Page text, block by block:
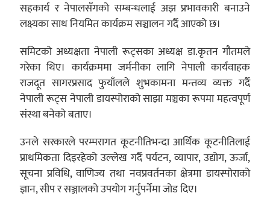
सहकार्य र नेपालसँगको सम्बन्धलाई अझ प्रभावकारी बनाउने
लक्ष्यका साथ नियमित कार्यक्रम सञ्चालन गर्दै आएको छ।
समिटको अध्यक्षता नेपाली रूट्सका अध्यक्ष डा.कृतन गौतमले
गरेका थिए। कार्यक्रममा जर्मनीका लागि नेपाली कार्यवाहक
राजदूत सागरप्रसाद फुयाँलले शुभकामना मन्तव्य व्यक्त गर्दै
नेपाली रूट्स नेपाली डायस्पोराको साझा मञ्चका रूपमा महत्वपूर्ण
संस्था बनेको बताए।
उनले सरकारले परम्परागत कूटनीतिभन्दा आर्थिक कूटनीतिलाई
प्राथमिकता दिइरहेको उल्लेख गर्दै पर्यटन, व्यापार, उद्योग, ऊर्जा,
सूचना प्रविधि, वाणिज्य तथा नवप्रवर्तनका क्षेत्रमा डायस्पोराको
ज्ञान, सीप र सञ्जालको उपयोग गर्नुपर्नेमा जोड दिए।